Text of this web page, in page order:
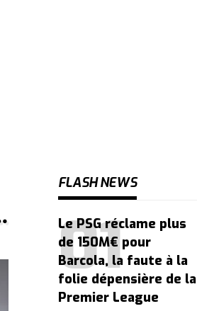
FLASH NEWS
Le PSG réclame plus
de 150M€ pour
Barcola, la faute à la
folie dépensière de la
Premier League